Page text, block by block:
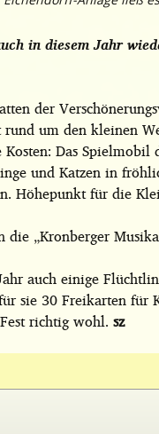
in diesem Jahr
der
um den kleinen
Das Spielmobil
und Katzen in
Höhepunkt für die
die „Kronberger
auch einige
sie 30 Freikarten
richtig wohl. sz